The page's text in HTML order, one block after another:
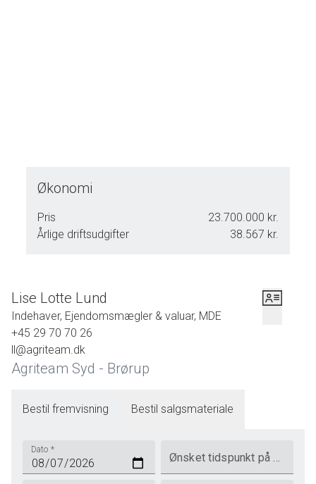
Økonomi
Pris
23.700.000 kr.
Årlige driftsudgifter
38.567 kr.
Lise Lotte Lund
Indehaver, Ejendomsmægler & valuar, MDE
+45 29 70 70 26
ll@agriteam.dk
Agriteam Syd - Brørup
Bestil fremvisning Bestil salgsmateriale
Dato *
Ønsket tidspunkt på dagen